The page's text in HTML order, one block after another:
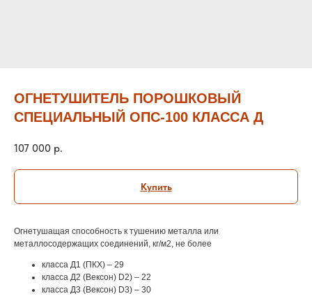
ОГНЕТУШИТЕЛЬ ПОРОШКОВЫЙ
СПЕЦИАЛЬНЫЙ ОПС-100 КЛАССА Д
107 000 р.
Купить
Огнетушащая способность к тушению металла или
металлосодержащих соединений, кг/м2, не более
класса Д1 (ПКХ) – 29
класса Д2 (Вексон) D2) – 22
класса Д3 (Вексон) D3) – 30